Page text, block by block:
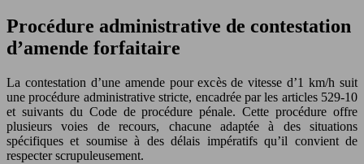
Procédure administrative de contestation
d’amende forfaitaire
La contestation d’une amende pour excès de vitesse d’1 km/h suit
une procédure administrative stricte, encadrée par les articles 529-10
et suivants du Code de procédure pénale. Cette procédure offre
plusieurs voies de recours, chacune adaptée à des situations
spécifiques et soumise à des délais impératifs qu’il convient de
respecter scrupuleusement.